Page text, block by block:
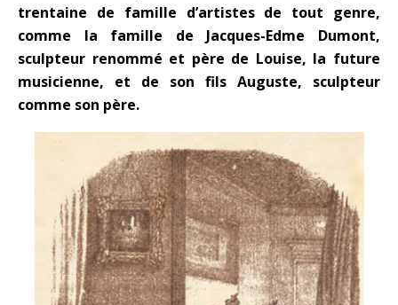
trentaine de famille d’artistes de tout genre,
comme la famille de Jacques-Edme Dumont,
sculpteur renommé et père de Louise, la future
musicienne, et de son fils Auguste, sculpteur
comme son père.